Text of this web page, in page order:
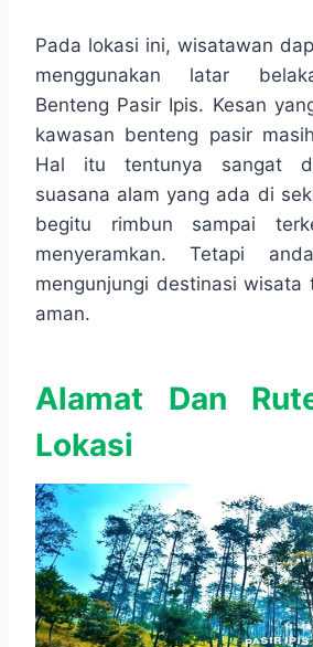
Pada lokasi ini, wisatawan
menggunakan latar
Benteng Pasir Ipis. Kesan
kawasan benteng pasir
Hal itu tentunya sangat
suasana alam yang ada di
begitu rimbun sampai
menyeramkan. Tetapi
mengunjungi destinasi wisata
aman.
Alamat Dan
Lokasi